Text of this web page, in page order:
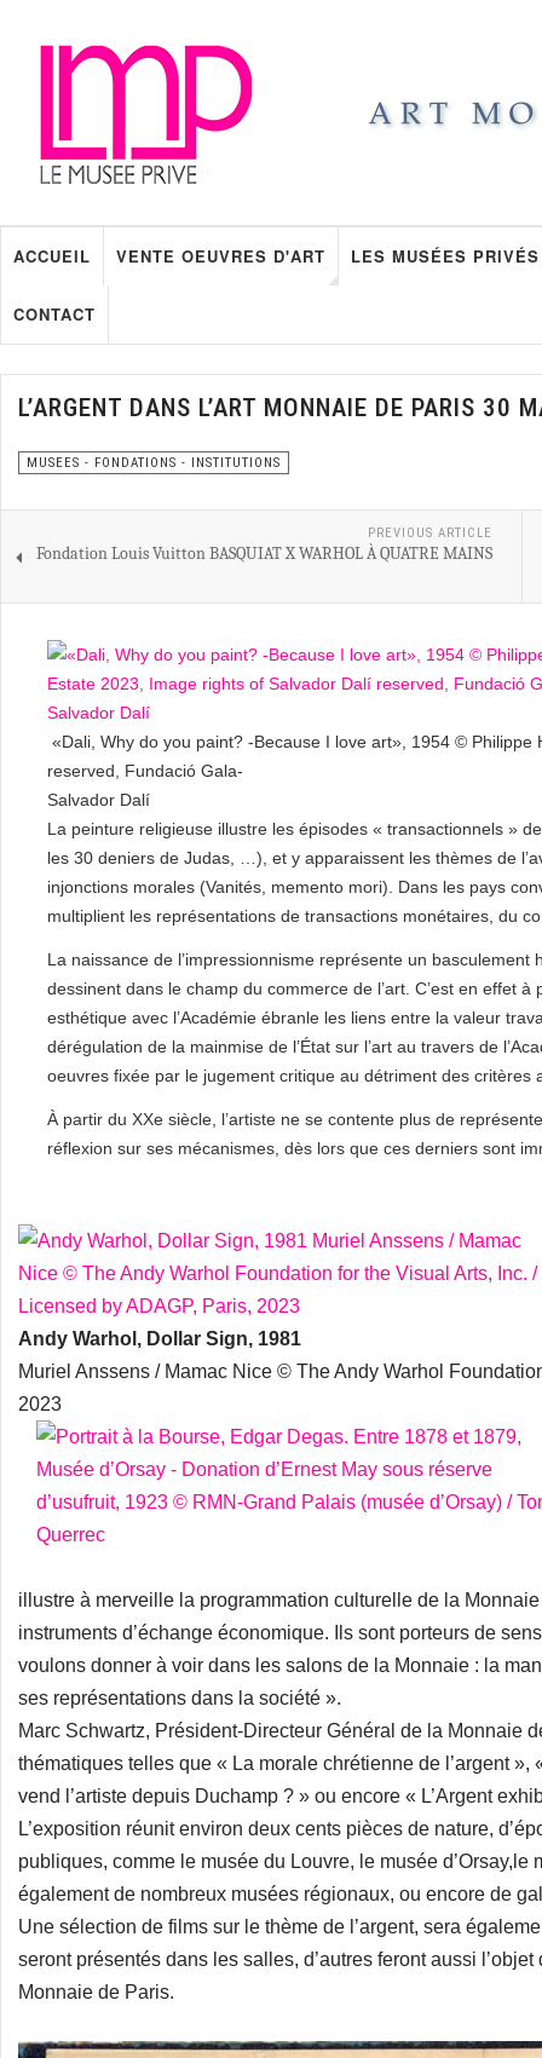
ACCUEIL VENTE OEUVRES D'ART LES MUSÉES PRIVÉS
CONTACT
L’ARGENT DANS L’ART MONNAIE DE PARIS 30
MUSEES - FONDATIONS - INSTITUTIONS
PREVIOUS ARTICLE
Fondation Louis Vuitton BASQUIAT X WARHOL À QUATRE MAINS
«Dali, Why do you paint? -Because I love art», 1954 ©
reserved, Fundació Gala-
Salvador Dalí
La peinture religieuse illustre les épisodes « transactionnels »
les 30 deniers de Judas, …), et y apparaissent les thèmes de
injonctions morales (Vanités, memento mori). Dans les pays
multiplient les représentations de transactions monétaires, du
La naissance de l’impressionnisme représente un
dessinent dans le champ du commerce de l’art. C’est en effet
esthétique avec l’Académie ébranle les liens entre la valeur
dérégulation de la mainmise de l’État sur l’art au travers de
oeuvres fixée par le jugement critique au détriment des critères
À partir du XXe siècle, l’artiste ne se contente plus de
réflexion sur ses mécanismes, dès lors que ces derniers sont
Andy Warhol, Dollar Sign, 1981
Muriel Anssens / Mamac Nice © The Andy Warhol
2023
illustre à merveille la programmation culturelle de la
instruments d’échange économique. Ils sont porteurs de
voulons donner à voir dans les salons de la Monnaie : la
ses représentations dans la société ».
Marc Schwartz, Président-Directeur Général de la Monnaie
thématiques telles que « La morale chrétienne de l’argent
vend l’artiste depuis Duchamp ? » ou encore « L’Argent
L’exposition réunit environ deux cents pièces de nature,
publiques, comme le musée du Louvre, le musée
également de nombreux musées régionaux, ou encore de
Une sélection de films sur le thème de l’argent, sera
seront présentés dans les salles, d’autres feront aussi
Monnaie de Paris.